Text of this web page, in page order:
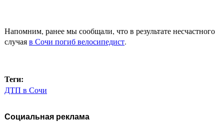
Напомним, ранее мы сообщали, что в результате несчастного
случаяв Сочи погиб велосипедист.
Теги:
ДТП в Сочи
Социальная реклама